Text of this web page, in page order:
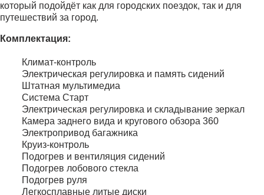
который подойдёт как для городских поездок, так и для
путешествий за город.
Комплектация:
Климат-контроль
Электрическая регулировка и память сидений
Штатная мультимедиа
Система Старт
Электрическая регулировка и складывание зеркал
Камера заднего вида и кругового обзора 360
Электропривод багажника
Круиз-контроль
Подогрев и вентиляция сидений
Подогрев лобового стекла
Подогрев руля
Легкосплавные литые диски